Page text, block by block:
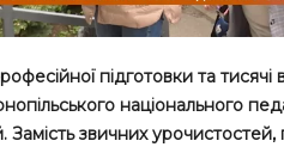
підготовки та
національного
Замість звичних